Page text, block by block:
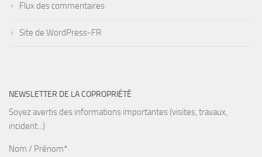
Flux des commentaires
Site de WordPress-FR
NEWSLETTER DE LA COPROPRIÉTÉ
Soyez avertis des informations importantes (visites, travaux,
incident...)
Nom / Prénom*